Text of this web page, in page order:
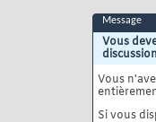
Message
Vous
Vous
Si vous